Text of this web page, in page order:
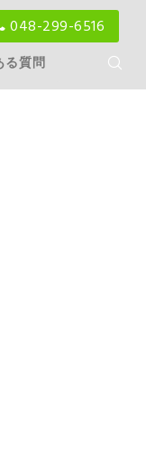
048-299-6516
る質問